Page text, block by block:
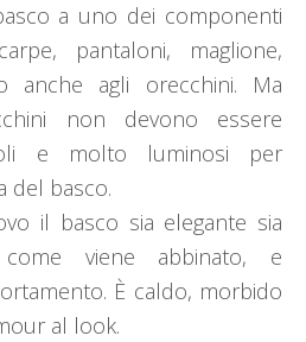
a uno dei componenti
pantaloni, maglione,
anche agli orecchini. Ma
non devono essere
e molto luminosi per
del basco.
il basco sia elegante sia
viene abbinato, e
È caldo, morbido
al look.